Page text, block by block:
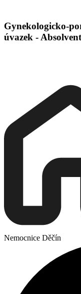
Gynekologicko-
úvazek -
Nemocnice Děčín